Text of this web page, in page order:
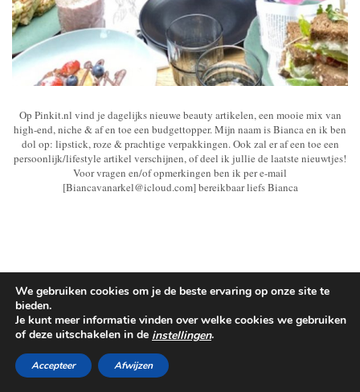
Op Pinkit.nl vind je dagelijks nieuwe beauty artikelen, een mooie mix van
high-end, niche & af en toe een budgettopper. Mijn naam is Bianca en ik ben
dol op: lipstick, roze & prachtige verpakkingen. Ook zal er af een toe een
persoonlijk/lifestyle artikel verschijnen, of deel ik jullie de laatste nieuwtjes!
Voor vragen en/of opmerkingen ben ik per e-mail
[Biancavanarkel@icloud.com] bereikbaar liefs Bianca
We gebruiken cookies om je de beste ervaring op onze site te
bieden.
Je kunt meer informatie vinden over welke cookies we gebruiken
of deze uitschakelen in de instellingen.
Accepteer Afwijzen